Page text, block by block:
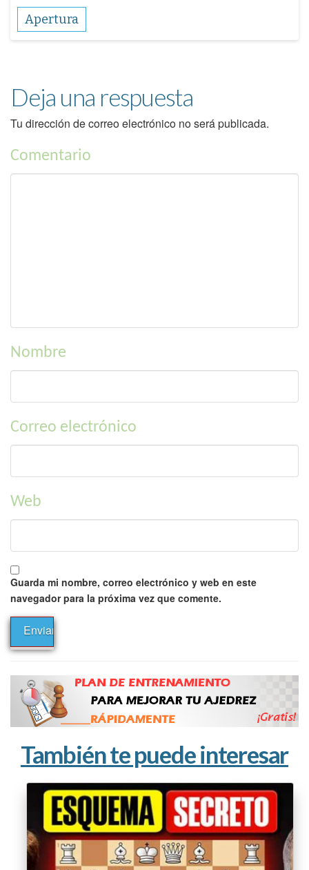
Apertura
Deja una respuesta
Tu dirección de correo electrónico no será publicada.
Comentario
Nombre
Correo electrónico
Web
Guarda mi nombre, correo electrónico y web en este
navegador para la próxima vez que comente.
También te puede interesar